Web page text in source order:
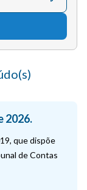
2026.
que dispõe
de Contas